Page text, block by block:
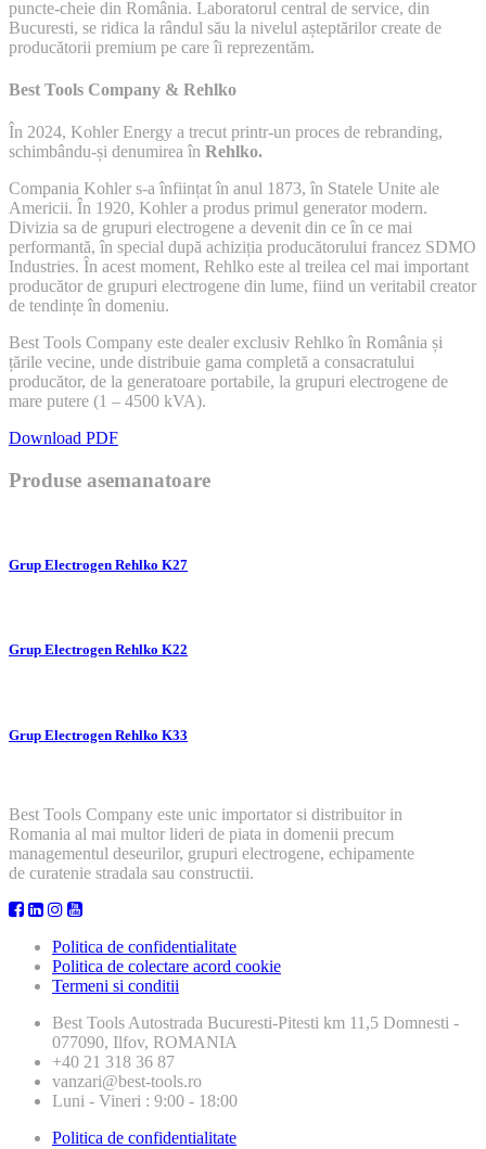
puncte-cheie din România. Laboratorul central de service, din
Bucuresti, se ridica la rândul său la nivelul așteptărilor create de
producătorii premium pe care îi reprezentăm.
Best Tools Company & Rehlko
În 2024, Kohler Energy a trecut printr-un proces de rebranding,
schimbându-și denumirea în Rehlko.
Compania Kohler s-a înființat în anul 1873, în Statele Unite ale
Americii. În 1920, Kohler a produs primul generator modern.
Divizia sa de grupuri electrogene a devenit din ce în ce mai
performantă, în special după achiziția producătorului francez SDMO
Industries. În acest moment, Rehlko este al treilea cel mai important
producător de grupuri electrogene din lume, fiind un veritabil creator
de tendințe în domeniu.
Best Tools Company este dealer exclusiv Rehlko în România și
țările vecine, unde distribuie gama completă a consacratului
producător, de la generatoare portabile, la grupuri electrogene de
mare putere (1 – 4500 kVA).
Download PDF
Produse asemanatoare
Grup Electrogen Rehlko K27
Grup Electrogen Rehlko K22
Grup Electrogen Rehlko K33
Best Tools Company este unic importator si distribuitor in
Romania al mai multor lideri de piata in domenii precum
managementul deseurilor, grupuri electrogene, echipamente
de curatenie stradala sau constructii.
Politica de confidentialitate
Politica de colectare acord cookie
Termeni si conditii
Best Tools Autostrada Bucuresti-Pitesti km 11,5 Domnesti -
077090, Ilfov, ROMANIA
+40 21 318 36 87
vanzari@best-tools.ro
Luni - Vineri : 9:00 - 18:00
Politica de confidentialitate